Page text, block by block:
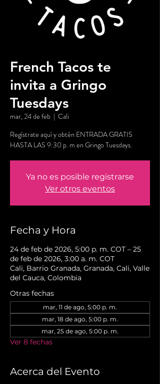
French Tacos te
invita a Gringo
Tuesdays
mar, 24 de feb
  |
Cali
Regístrate aquí y obtén ENTRADA GRATIS
Ya no es posible registrarse
Ver otros eventos
Fecha y Hora
24 de feb de 2026, 5:00 p. m. COT – 25
de feb de 2026, 3:00 a. m. COT
Cali, Barrio Granada, Granada, Cali, Valle
del Cauca, Colombia
Otras fechas
mar, 11 de ago, 5:00 p. m.
mar, 18 de ago, 5:00 p. m.
mar, 25 de ago, 5:00 p. m.
Ver 8 fechas
Acerca del Evento